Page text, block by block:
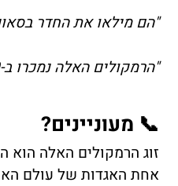
"הם מילאו את החדר
"הרמקולים האלה נמכרו ב-1990 תמורת $2,200, שזה בערך $5,000 אם היו נמכרים היום."
📞 מעוניינים?
זוג הרמקולים האלה הוא
אחת האגדות של עולם